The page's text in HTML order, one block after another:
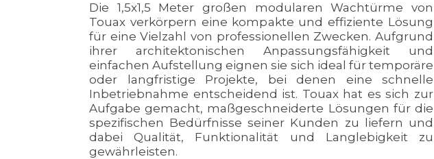
Die 1,5x1,5 Meter großen modularen Wachtürme von
Touax verkörpern eine kompakte und effiziente Lösung
für eine Vielzahl von professionellen Zwecken. Aufgrund
ihrer architektonischen Anpassungsfähigkeit und
einfachen Aufstellung eignen sie sich ideal für temporäre
oder langfristige Projekte, bei denen eine schnelle
Inbetriebnahme entscheidend ist. Touax hat es sich zur
Aufgabe gemacht, maßgeschneiderte Lösungen für die
spezifischen Bedürfnisse seiner Kunden zu liefern und
dabei Qualität, Funktionalität und Langlebigkeit zu
gewährleisten.